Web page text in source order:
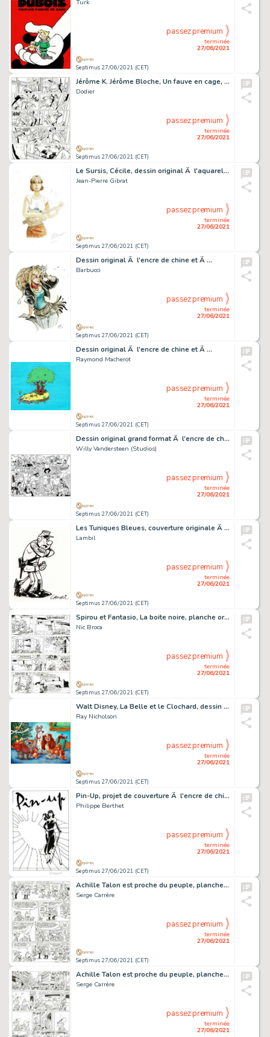
Turk
Septimus 27/06/2021 (CET)
terminée
27/06/2021
passez premium
Jérôme K. Jérôme Bloche, Un fauve en cage, planche…
Dodier
Septimus 27/06/2021 (CET)
terminée
27/06/2021
passez premium
Le Sursis, Cécile, dessin original Ã l'aquarelle et…
Jean-Pierre Gibrat
Septimus 27/06/2021 (CET)
terminée
27/06/2021
passez premium
Dessin original Ã l'encre de chine et Ã …
Barbucci
Septimus 27/06/2021 (CET)
terminée
27/06/2021
passez premium
Dessin original Ã l'encre de chine et Ã …
Raymond Macherot
Septimus 27/06/2021 (CET)
terminée
27/06/2021
passez premium
Dessin original grand format Ã l'encre de chine…
Willy Vandersteen (Studios)
Septimus 27/06/2021 (CET)
terminée
27/06/2021
passez premium
Les Tuniques Bleues, couverture originale Ã l'encre de…
Lambil
Septimus 27/06/2021 (CET)
terminée
27/06/2021
passez premium
Spirou et Fantasio, La boite noire, planche originale Ã …
Nic Broca
Septimus 27/06/2021 (CET)
terminée
27/06/2021
passez premium
Walt Disney, La Belle et le Clochard, dessin original très…
Ray Nicholson
Septimus 27/06/2021 (CET)
terminée
27/06/2021
passez premium
Pin-Up, projet de couverture Ã l'encre de chine pour…
Philippe Berthet
Septimus 27/06/2021 (CET)
terminée
27/06/2021
passez premium
Achille Talon est proche du peuple, planche originale Ã …
Serge Carrère
Septimus 27/06/2021 (CET)
terminée
27/06/2021
passez premium
Achille Talon est proche du peuple, planche originale Ã …
Serge Carrère
terminée
27/06/2021
passez premium